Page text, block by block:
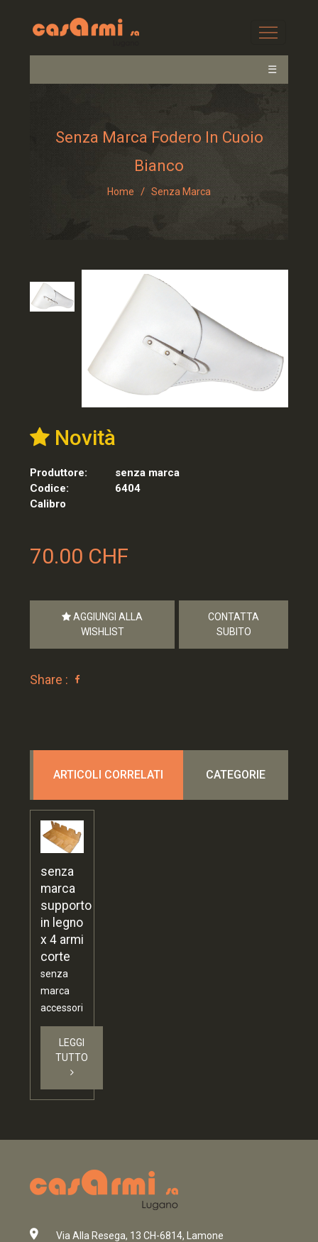
☰
Senza Marca Fodero In Cuoio
Bianco
Home / Senza Marca
Novità
Produttore:
senza marca
Codice:
6404
Calibro
70.00 CHF
AGGIUNGI ALLA
WISHLIST
CONTATTA
SUBITO
Share :
ARTICOLI CORRELATI CATEGORIE
senza
marca
supporto
in legno
x 4 armi
corte
senza
marca
accessori
LEGGI
TUTTO
Via Alla Resega, 13 CH-6814, Lamone